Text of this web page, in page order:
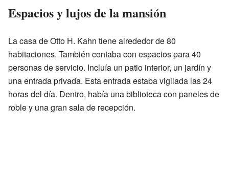
Espacios y lujos de la mansión
La casa de Otto H. Kahn tiene alrededor de 80
habitaciones. También contaba con espacios para 40
personas de servicio. Incluía un patio interior, un jardín y
una entrada privada. Esta entrada estaba vigilada las 24
horas del día. Dentro, había una biblioteca con paneles de
roble y una gran sala de recepción.